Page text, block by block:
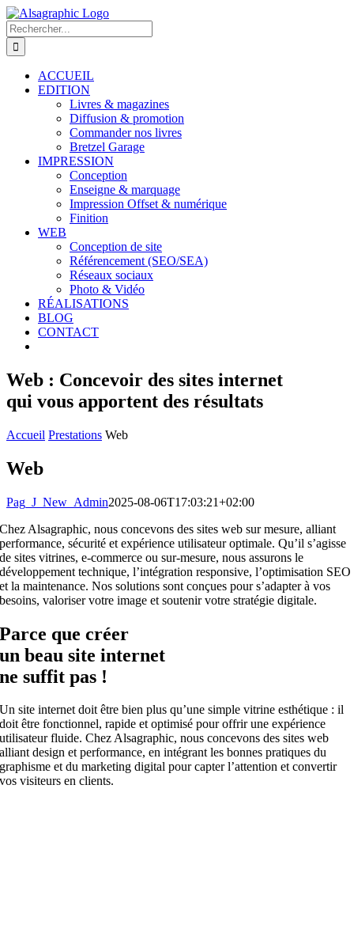
Passer
au
contenu
Rechercher:
ACCUEIL
EDITION
Livres & magazines
Diffusion & promotion
Commander nos livres
Bretzel Garage
IMPRESSION
Conception
Enseigne & marquage
Impression Offset & numérique
Finition
WEB
Conception de site
Référencement (SEO/SEA)
Réseaux sociaux
Photo & Vidéo
RÉALISATIONS
BLOG
CONTACT
Web : Concevoir des sites internet
qui vous apportent des résultats
Accueil Prestations Web
Web
Pag_J_New_Admin2025-08-06T17:03:21+02:00
Chez Alsagraphic, nous concevons des sites web sur mesure, alliant
performance, sécurité et expérience utilisateur optimale. Qu’il s’agisse
de sites vitrines, e-commerce ou sur-mesure, nous assurons le
développement technique, l’intégration responsive, l’optimisation SEO
et la maintenance. Nos solutions sont conçues pour s’adapter à vos
besoins, valoriser votre image et soutenir votre stratégie digitale.
Parce que créer
un beau site internet
nesuffit pas !
Un site internet doit être bien plus qu’une simple vitrine esthétique : il
doit être fonctionnel, rapide et optimisé pour offrir une expérience
utilisateur fluide. Chez Alsagraphic, nous concevons des sites web
alliant design et performance, en intégrant les bonnes pratiques du
graphisme et du marketing digital pour capter l’attention et convertir
vos visiteurs en clients.